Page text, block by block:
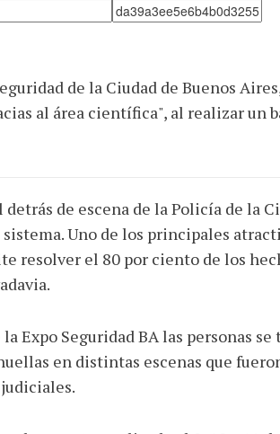
de la Ciudad de Buenos
al área científica", al realizar un
de escena de la Policía de la
Uno de los principales
resolver el 80 por ciento de los
Expo Seguridad BA las personas
en distintas escenas que